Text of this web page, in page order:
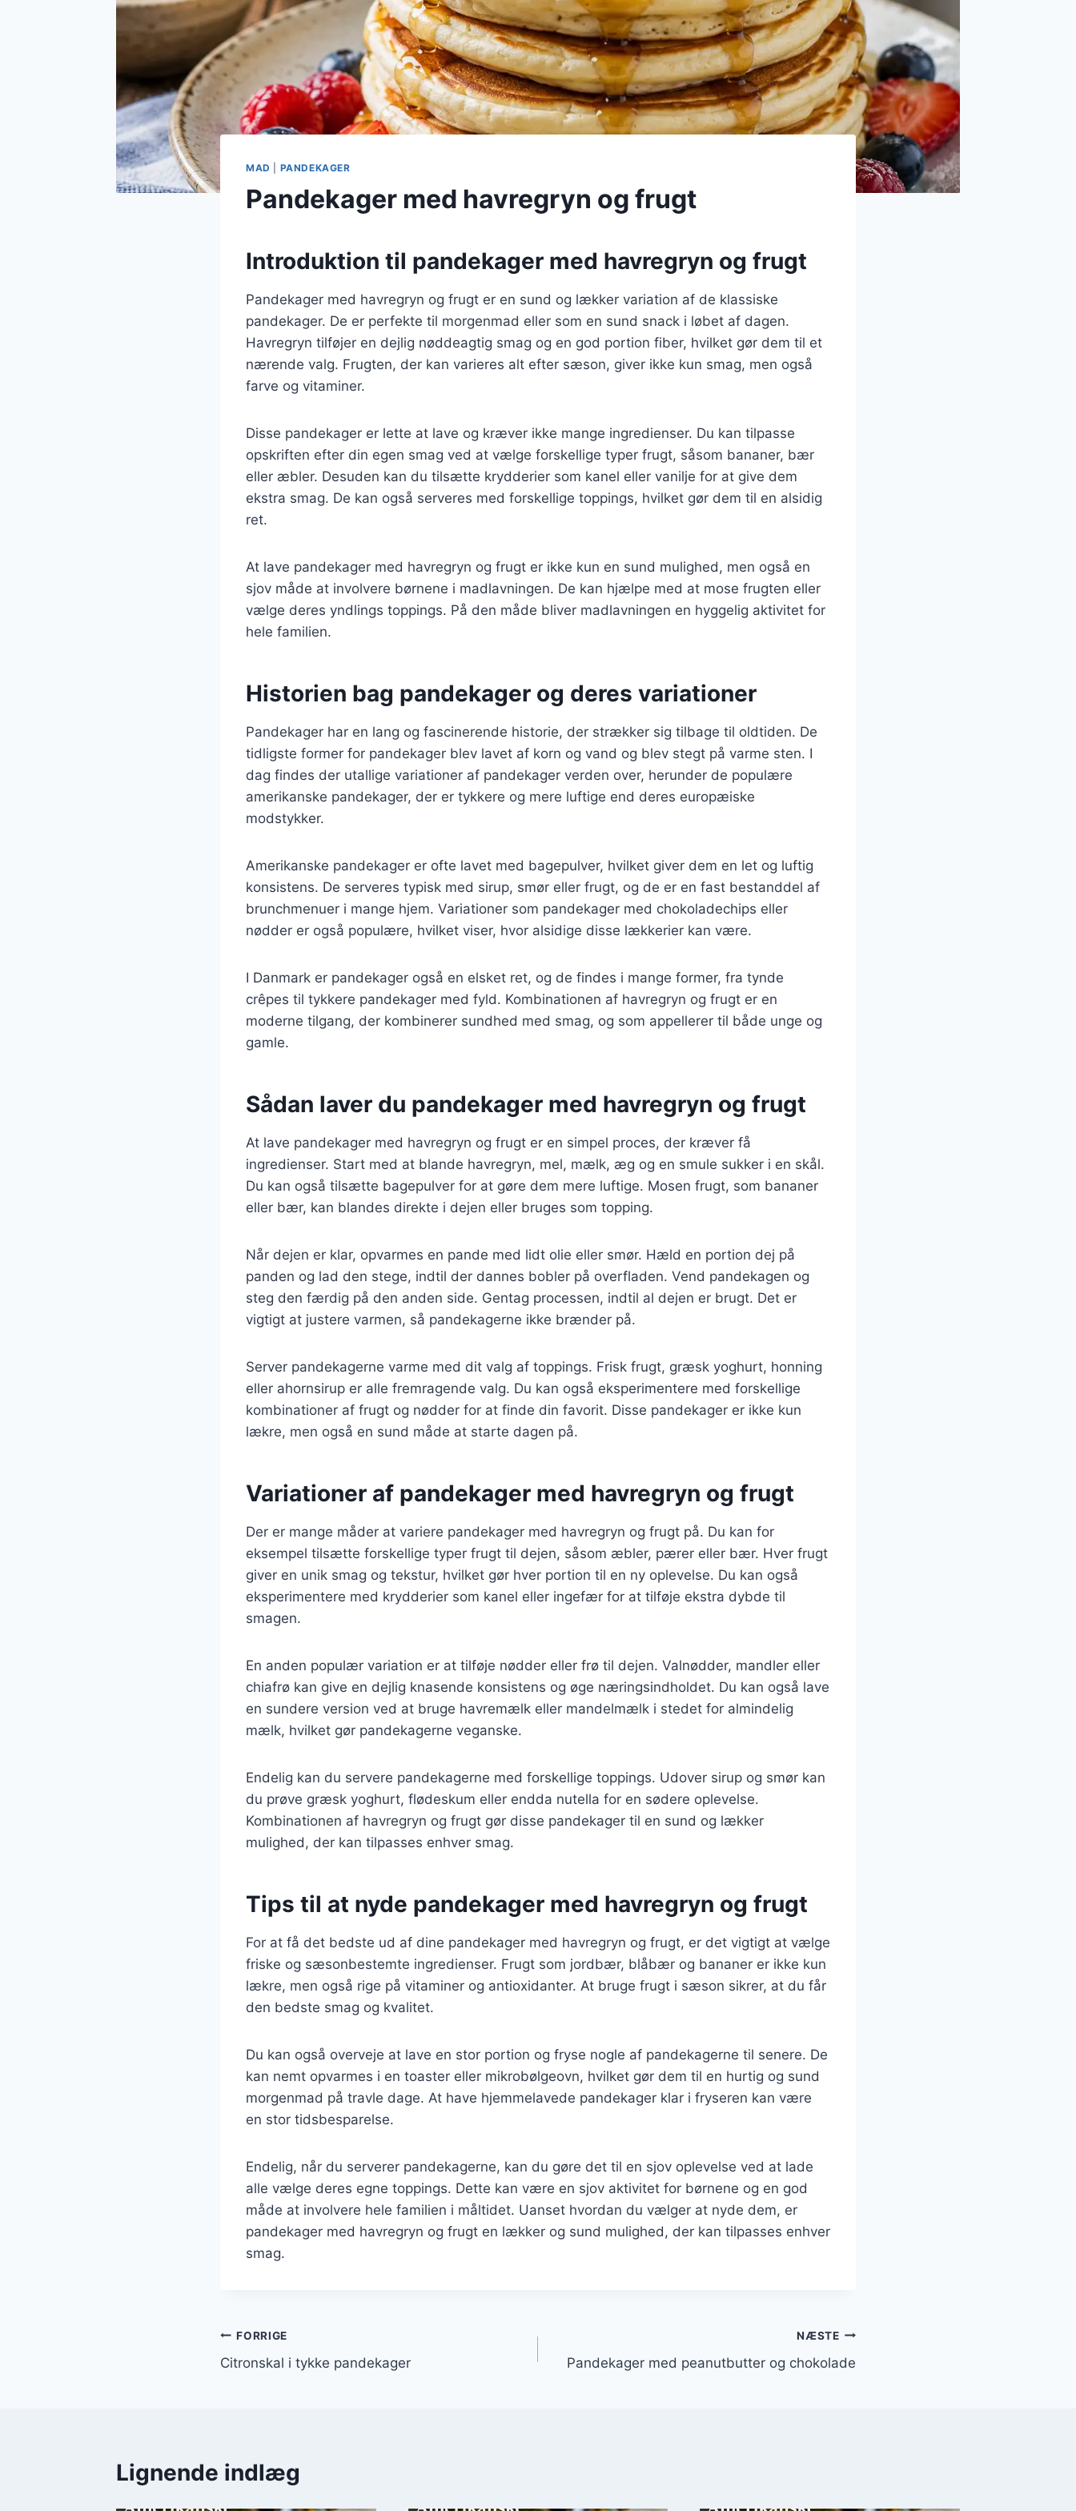
MAD PANDEKAGER
Pandekager med havregryn og frugt
Introduktion til pandekager med havregryn og frugt
Pandekager med havregryn og frugt er en sund og lækker variation af de klassiske
pandekager. De er perfekte til morgenmad eller som en sund snack i løbet af dagen.
Havregryn tilføjer en dejlig nøddeagtig smag og en god portion fiber, hvilket gør dem til et
nærende valg. Frugten, der kan varieres alt efter sæson, giver ikke kun smag, men også
farve og vitaminer.
Disse pandekager er lette at lave og kræver ikke mange ingredienser. Du kan tilpasse
opskriften efter din egen smag ved at vælge forskellige typer frugt, såsom bananer, bær
eller æbler. Desuden kan du tilsætte krydderier som kanel eller vanilje for at give dem
ekstra smag. De kan også serveres med forskellige toppings, hvilket gør dem til en alsidig
ret.
At lave pandekager med havregryn og frugt er ikke kun en sund mulighed, men også en
sjov måde at involvere børnene i madlavningen. De kan hjælpe med at mose frugten eller
vælge deres yndlings toppings. På den måde bliver madlavningen en hyggelig aktivitet for
hele familien.
Historien bag pandekager og deres variationer
Pandekager har en lang og fascinerende historie, der strækker sig tilbage til oldtiden. De
tidligste former for pandekager blev lavet af korn og vand og blev stegt på varme sten. I
dag findes der utallige variationer af pandekager verden over, herunder de populære
amerikanske pandekager, der er tykkere og mere luftige end deres europæiske
modstykker.
Amerikanske pandekager er ofte lavet med bagepulver, hvilket giver dem en let og luftig
konsistens. De serveres typisk med sirup, smør eller frugt, og de er en fast bestanddel af
brunchmenuer i mange hjem. Variationer som pandekager med chokoladechips eller
nødder er også populære, hvilket viser, hvor alsidige disse lækkerier kan være.
I Danmark er pandekager også en elsket ret, og de findes i mange former, fra tynde
crêpes til tykkere pandekager med fyld. Kombinationen af havregryn og frugt er en
moderne tilgang, der kombinerer sundhed med smag, og som appellerer til både unge og
gamle.
Sådan laver du pandekager med havregryn og frugt
At lave pandekager med havregryn og frugt er en simpel proces, der kræver få
ingredienser. Start med at blande havregryn, mel, mælk, æg og en smule sukker i en skål.
Du kan også tilsætte bagepulver for at gøre dem mere luftige. Mosen frugt, som bananer
eller bær, kan blandes direkte i dejen eller bruges som topping.
Når dejen er klar, opvarmes en pande med lidt olie eller smør. Hæld en portion dej på
panden og lad den stege, indtil der dannes bobler på overfladen. Vend pandekagen og
steg den færdig på den anden side. Gentag processen, indtil al dejen er brugt. Det er
vigtigt at justere varmen, så pandekagerne ikke brænder på.
Server pandekagerne varme med dit valg af toppings. Frisk frugt, græsk yoghurt, honning
eller ahornsirup er alle fremragende valg. Du kan også eksperimentere med forskellige
kombinationer af frugt og nødder for at finde din favorit. Disse pandekager er ikke kun
lækre, men også en sund måde at starte dagen på.
Variationer af pandekager med havregryn og frugt
Der er mange måder at variere pandekager med havregryn og frugt på. Du kan for
eksempel tilsætte forskellige typer frugt til dejen, såsom æbler, pærer eller bær. Hver frugt
giver en unik smag og tekstur, hvilket gør hver portion til en ny oplevelse. Du kan også
eksperimentere med krydderier som kanel eller ingefær for at tilføje ekstra dybde til
smagen.
En anden populær variation er at tilføje nødder eller frø til dejen. Valnødder, mandler eller
chiafrø kan give en dejlig knasende konsistens og øge næringsindholdet. Du kan også lave
en sundere version ved at bruge havremælk eller mandelmælk i stedet for almindelig
mælk, hvilket gør pandekagerne veganske.
Endelig kan du servere pandekagerne med forskellige toppings. Udover sirup og smør kan
du prøve græsk yoghurt, flødeskum eller endda nutella for en sødere oplevelse.
Kombinationen af havregryn og frugt gør disse pandekager til en sund og lækker
mulighed, der kan tilpasses enhver smag.
Tips til at nyde pandekager med havregryn og frugt
For at få det bedste ud af dine pandekager med havregryn og frugt, er det vigtigt at vælge
friske og sæsonbestemte ingredienser. Frugt som jordbær, blåbær og bananer er ikke kun
lækre, men også rige på vitaminer og antioxidanter. At bruge frugt i sæson sikrer, at du får
den bedste smag og kvalitet.
Du kan også overveje at lave en stor portion og fryse nogle af pandekagerne til senere. De
kan nemt opvarmes i en toaster eller mikrobølgeovn, hvilket gør dem til en hurtig og sund
morgenmad på travle dage. At have hjemmelavede pandekager klar i fryseren kan være
en stor tidsbesparelse.
Endelig, når du serverer pandekagerne, kan du gøre det til en sjov oplevelse ved at lade
alle vælge deres egne toppings. Dette kan være en sjov aktivitet for børnene og en god
måde at involvere hele familien i måltidet. Uanset hvordan du vælger at nyde dem, er
pandekager med havregryn og frugt en lækker og sund mulighed, der kan tilpasses enhver
smag.
Indlægsnavigation
FORRIGE
Citronskal i tykke pandekager
NÆSTE
Pandekager med peanutbutter og chokolade
Lignende indlæg